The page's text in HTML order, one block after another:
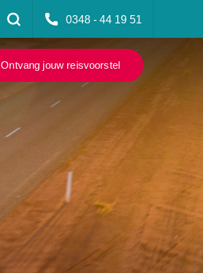
0348 - 44 19 51
Ontvang jouw reisvoorstel